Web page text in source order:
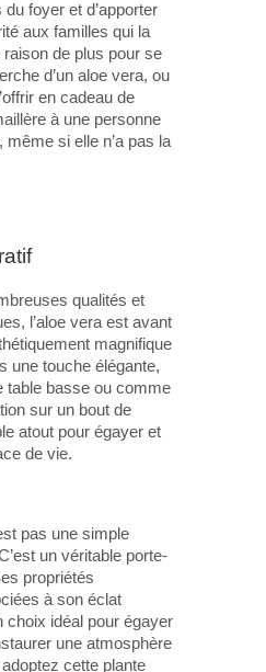
foyer et d’apporter
aux familles qui la
de plus pour se
d’un aloe vera, ou
en cadeau de
à une personne
si elle n’a pas la
qualités et
l’aloe vera est avant
magnifique
une touche élégante,
table basse ou comme
sur un bout de
atout pour égayer et
de vie.
pas une simple
un véritable porte-
propriétés
à son éclat
choix idéal pour égayer
une atmosphère
cette plante